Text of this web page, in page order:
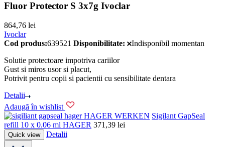
Fluor Protector S 3x7g Ivoclar
864,76 lei
Ivoclar
Cod produs:639521 Disponibilitate:
Indisponibil momentan
Solutie protectoare impotriva cariilor
Gust si miros usor si placut,
Potrivit pentru copii si pacientii cu sensibilitate dentara
Detalii
Adaugă în wishlist
HAGER WERKEN Sigilant GapSeal
refill 10 x 0.06 ml HAGER 371,39 lei
Quick view Detalii